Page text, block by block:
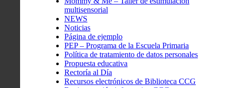
multisensorial
NEWS
Noticias
Página de ejemplo
PEP – Programa de la Escuela Primaria
Política de tratamiento de datos personales
Propuesta educativa
Rectoría al Día
Recursos electrónicos de Biblioteca CCG